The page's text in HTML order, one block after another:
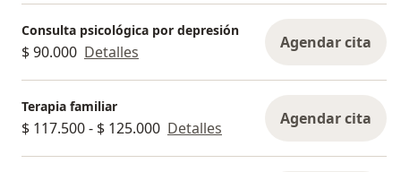
Consulta psicológica por depresión
$ 90.000 Detalles Agendar cita
Terapia familiar
$ 117.500 - $ 125.000 Detalles Agendar cita